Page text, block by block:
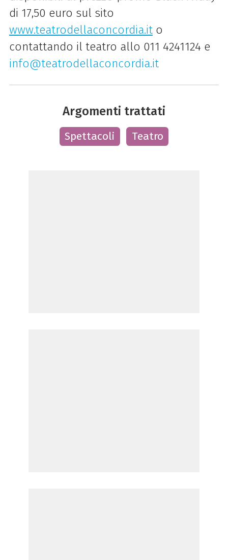
di 17,50 euro sul sito
www.teatrodellaconcordia.ito
contattando il teatro allo 011 4241124 e
info@teatrodellaconcordia.it
Argomenti trattati
Spettacoli Teatro